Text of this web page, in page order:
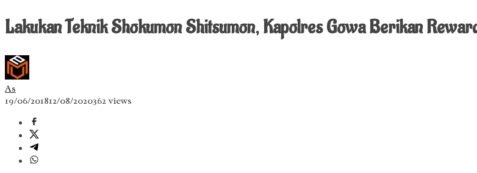
Lakukan Teknik Shokumon Shitsumon, Kapolres Gowa Berikan
As
19/06/201812/08/2020362 views